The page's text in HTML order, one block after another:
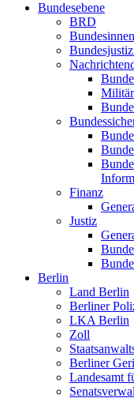
Bundesebene
BRD
Finanz
Justiz
Berlin
Land Berlin
Berliner
LKA Berlin
Zoll
Berliner
Landesamt